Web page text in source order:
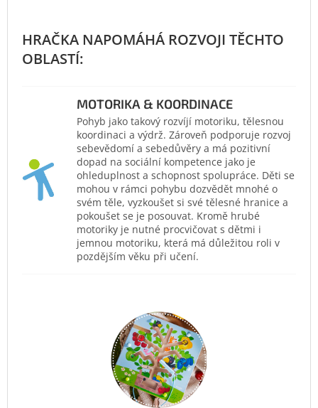
MOTORIKA & KOORDINACE
Pohyb jako takový rozvíjí motoriku, tělesnou
koordinaci a výdrž. Zároveň podporuje rozvoj
sebevědomí a sebedůvěry a má pozitivní
dopad na sociální kompetence jako je
ohleduplnost a schopnost spolupráce. Děti se
mohou v rámci pohybu dozvědět mnohé o
svém těle, vyzkoušet si své tělesné hranice a
pokoušet se je posouvat. Kromě hrubé
motoriky je nutné procvičovat s dětmi i
jemnou motoriku, která má důležitou roli v
pozdějším věku při učení.